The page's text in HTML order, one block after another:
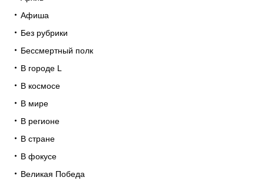
Афиша
Без рубрики
Бессмертный полк
В городе L
В космосе
В мире
В регионе
В стране
В фокусе
Великая Победа